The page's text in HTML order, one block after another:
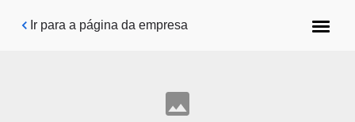
Pular para o conteúdo principal
Ir para a página da empresa